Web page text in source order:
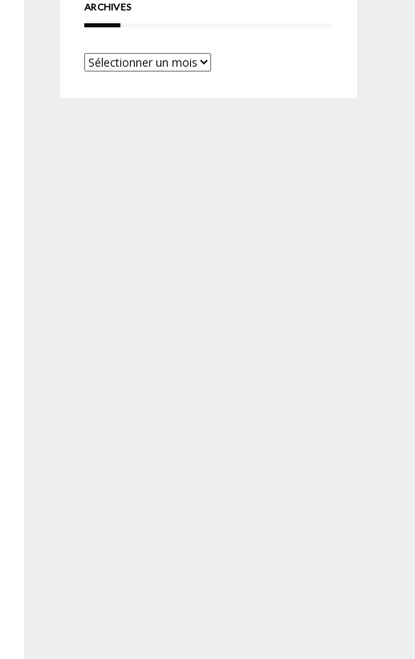
ARCHIVES
Archives